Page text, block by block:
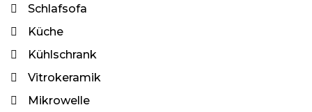
Schlafsofa
Küche
Kühlschrank
Vitrokeramik
Mikrowelle